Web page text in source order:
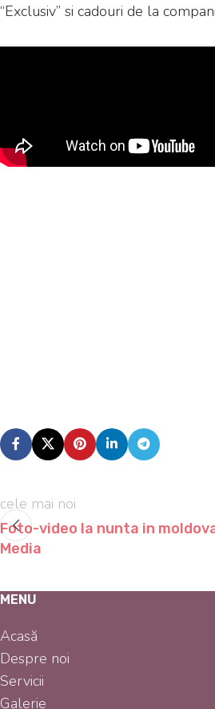
“Exclusiv” si cadouri de la
cele mai noi
Foto-video la nunta in
Media
MENU
Acasă
Despre noi
Servicii
Galerie